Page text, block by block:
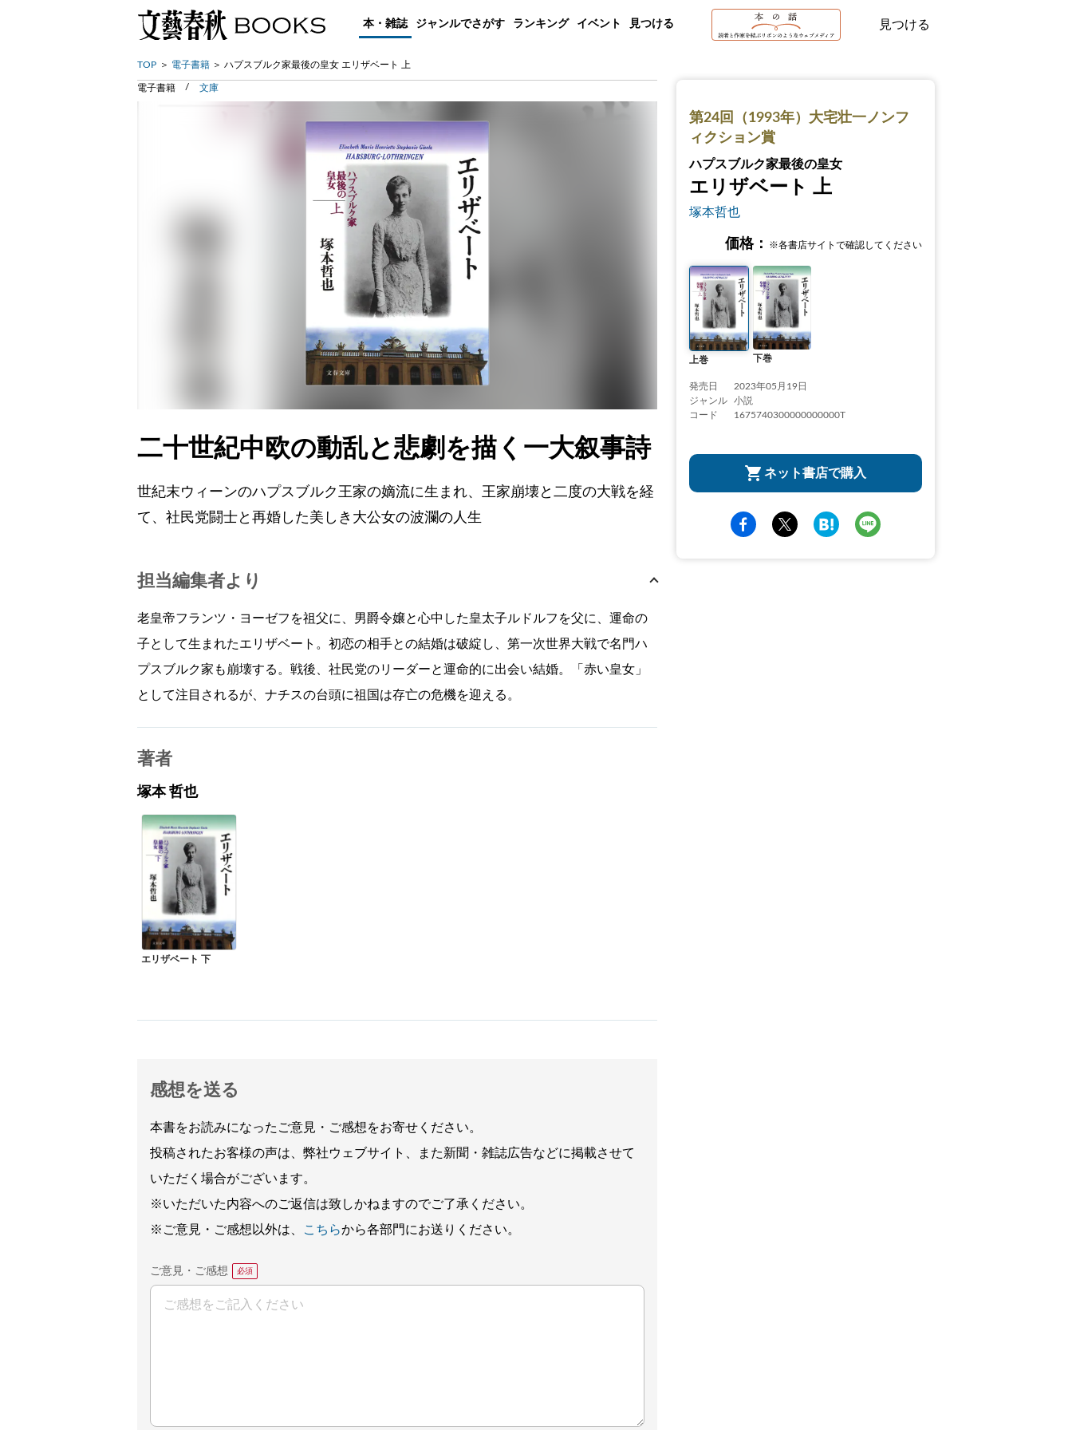
本・雑誌 ジャンルでさがす ランキング イベント 見つける 見つける
TOP 電子書籍 ハプスブルク家最後の皇女 エリザベート 上
第24回（1993年）大宅壮一ノンフ
ィクション賞
ハプスブルク家最後の皇女
エリザベート 上
塚本哲也
価格： ※各書店サイトで確認してください
上巻 下巻
発売日
2023年05月19日
ジャンル
小説
コード
1675740300000000000T
ネット書店で購入
電子書籍 文庫
二十世紀中欧の動乱と悲劇を描く一大叙事詩
世紀末ウィーンのハプスブルク王家の嫡流に生まれ、王家崩壊と二度の大戦を経
て、社民党闘士と再婚した美しき大公女の波瀾の人生
担当編集者より
老皇帝フランツ・ヨーゼフを祖父に、男爵令嬢と心中した皇太子ルドルフを父に、運命の
子として生まれたエリザベート。初恋の相手との結婚は破綻し、第一次世界大戦で名門ハ
プスブルク家も崩壊する。戦後、社民党のリーダーと運命的に出会い結婚。「赤い皇女」
として注目されるが、ナチスの台頭に祖国は存亡の危機を迎える。
著者
塚本 哲也
エリザベート 下
感想を送る
本書をお読みになったご意見・ご感想をお寄せください。
投稿されたお客様の声は、弊社ウェブサイト、また新聞・雑誌広告などに掲載させて
いただく場合がございます。
※いただいた内容へのご返信は致しかねますのでご了承ください。
※ご意見・ご感想以外は、
こちらから各部門にお送りください。
ご意見・ご感想